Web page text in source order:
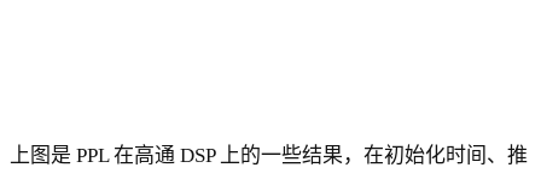
上图是 PPL 在高通 DSP 上的一些结果，在初始化时间、推